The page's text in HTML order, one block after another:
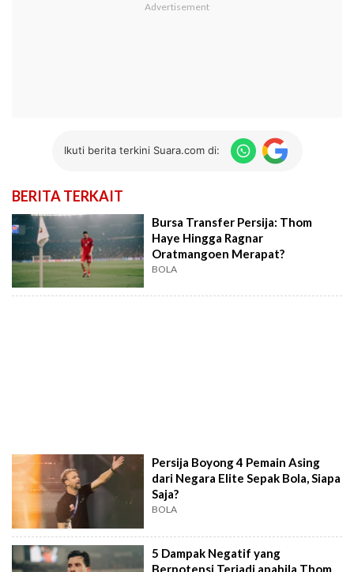
Ikuti berita terkini Suara.com di:
BERITA TERKAIT
Bursa Transfer Persija: Thom
Haye Hingga Ragnar
Oratmangoen Merapat?
BOLA
Persija Boyong 4 Pemain Asing
dari Negara Elite Sepak Bola, Siapa
Saja?
BOLA
5 Dampak Negatif yang
Berpotensi Terjadi apabila Thom